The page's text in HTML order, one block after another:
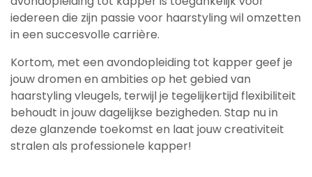
iedereen die zijn passie voor haarstyling wil omzetten
in een succesvolle carrière.
Kortom, met een avondopleiding tot kapper geef je
jouw dromen en ambities op het gebied van
haarstyling vleugels, terwijl je tegelijkertijd flexibiliteit
behoudt in jouw dagelijkse bezigheden. Stap nu in
deze glanzende toekomst en laat jouw creativiteit
stralen als professionele kapper!